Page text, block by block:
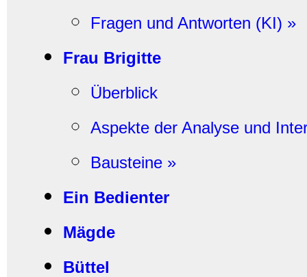
Fragen und Antworten (KI) »
Frau Brigitte
Überblick
Aspekte der Analyse und
Bausteine »
Ein Bedienter
Mägde
Büttel